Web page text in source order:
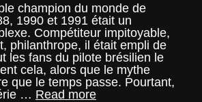
champion du monde de
1990 et 1991 était un
Compétiteur impitoyable,
philanthrope, il était empli de
les fans du pilote brésilien le
cela, alors que le mythe
que le temps passe. Pourtant,
… Read moreSENNA